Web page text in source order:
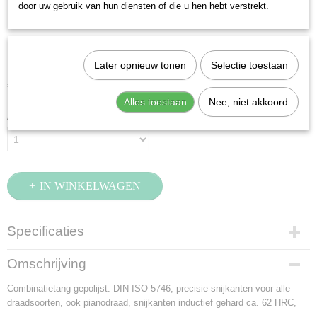
Stahlwille 65013180
€ 27,03
Aantal
IN WINKELWAGEN
Specificaties
Productcode
65013180
EAN code
4018754206056
Omschrijving
Combinatietang gepolijst. DIN ISO 5746, precisie-snijkanten voor alle
draadsoorten, ook pianodraad, snijkanten inductief gehard ca. 62 HRC,
door uw gebruik van hun diensten of die u hen hebt verstrekt.
Later opnieuw tonen Selectie toestaan
Alles toestaan Nee, niet akkoord